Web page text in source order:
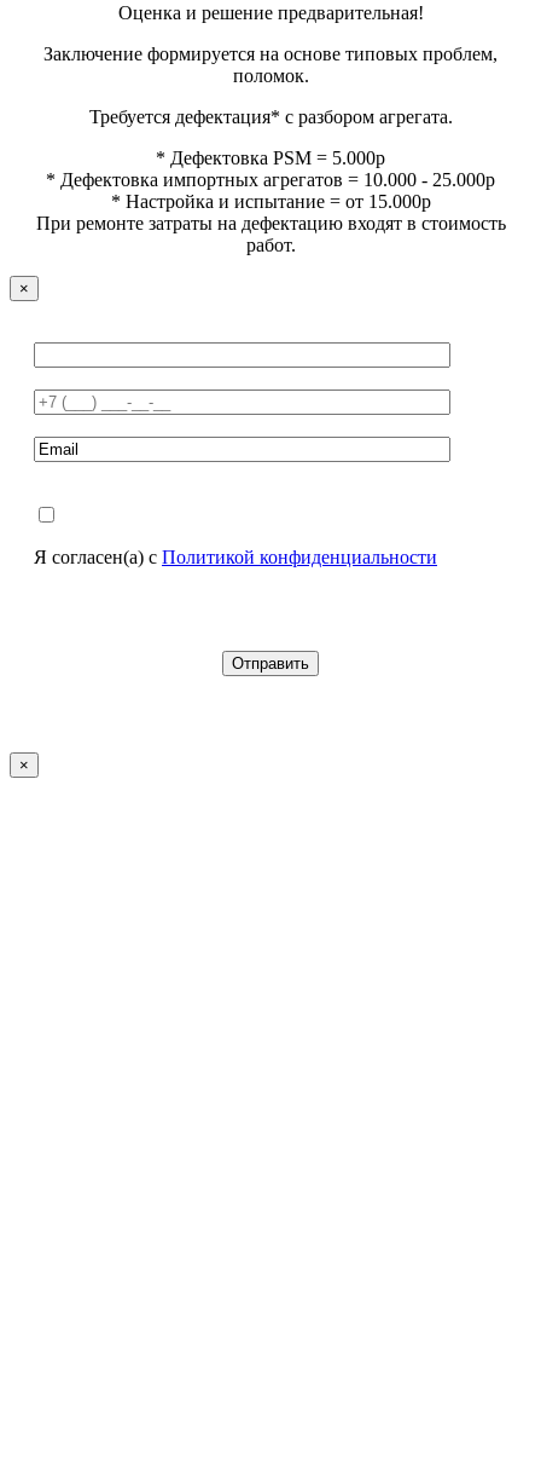
Оценка и решение предварительная!
Заключение формируется на основе типовых проблем,
поломок.
Требуется дефектация* с разбором агрегата.
* Дефектовка PSM = 5.000р
* Дефектовка импортных агрегатов = 10.000 - 25.000р
* Настройка и испытание = от 15.000р
При ремонте затраты на дефектацию входят в стоимость
работ.
×
Я согласен(а) с Политикой конфиденциальности
×